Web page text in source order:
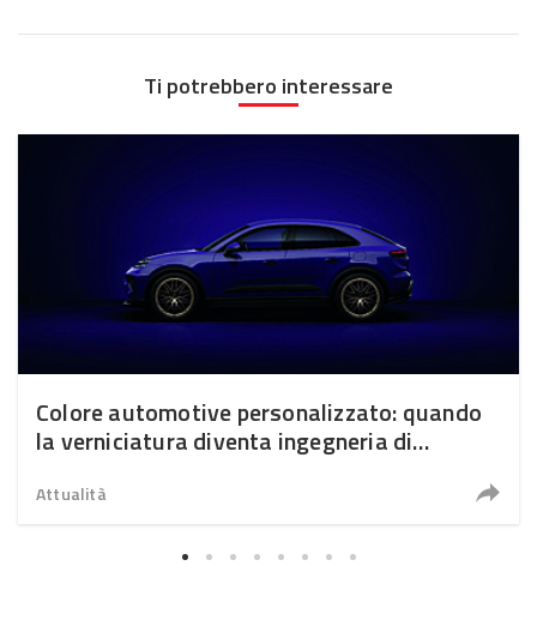
Ti potrebbero interessare
Colore automotive personalizzato: quando
la verniciatura diventa ingegneria di
Attualità